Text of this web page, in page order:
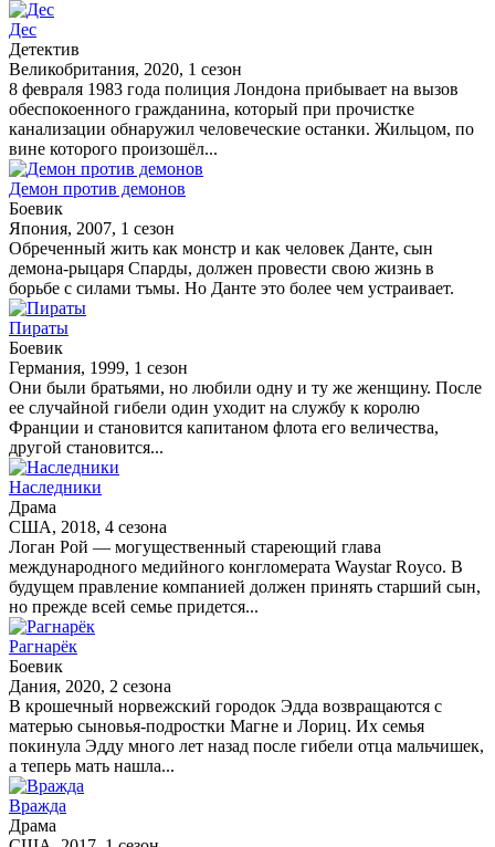
Дес
Детектив
Великобритания, 2020, 1 сезон
8 февраля 1983 года полиция Лондона прибывает на вызов
обеспокоенного гражданина, который при прочистке
канализации обнаружил человеческие останки. Жильцом, по
вине которого произошёл...
Демон против демонов
Боевик
Япония, 2007, 1 сезон
Обреченный жить как монстр и как человек Данте, сын
демона-рыцаря Спарды, должен провести свою жизнь в
борьбе с силами тъмы. Но Данте это более чем устраивает.
Пираты
Боевик
Германия, 1999, 1 сезон
Они были братьями, но любили одну и ту же женщину. После
ее случайной гибели один уходит на службу к королю
Франции и становится капитаном флота его величества,
другой становится...
Наследники
Драма
США, 2018, 4 сезона
Логан Рой — могущественный стареющий глава
международного медийного конгломерата Waystar Royco. В
будущем правление компанией должен принять старший сын,
но прежде всей семье придется...
Рагнарёк
Боевик
Дания, 2020, 2 сезона
В крошечный норвежский городок Эдда возвращаются с
матерью сыновья-подростки Магне и Лориц. Их семья
покинула Эдду много лет назад после гибели отца мальчишек,
а теперь мать нашла...
Вражда
Драма